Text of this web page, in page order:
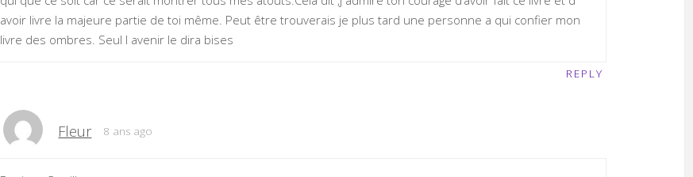
avoir livre la majeure partie de toi même. Peut être trouverais je plus tard une personne a qui confier mon
livre des ombres. Seul l avenir le dira bises
REPLY
Fleur 8 ans ago